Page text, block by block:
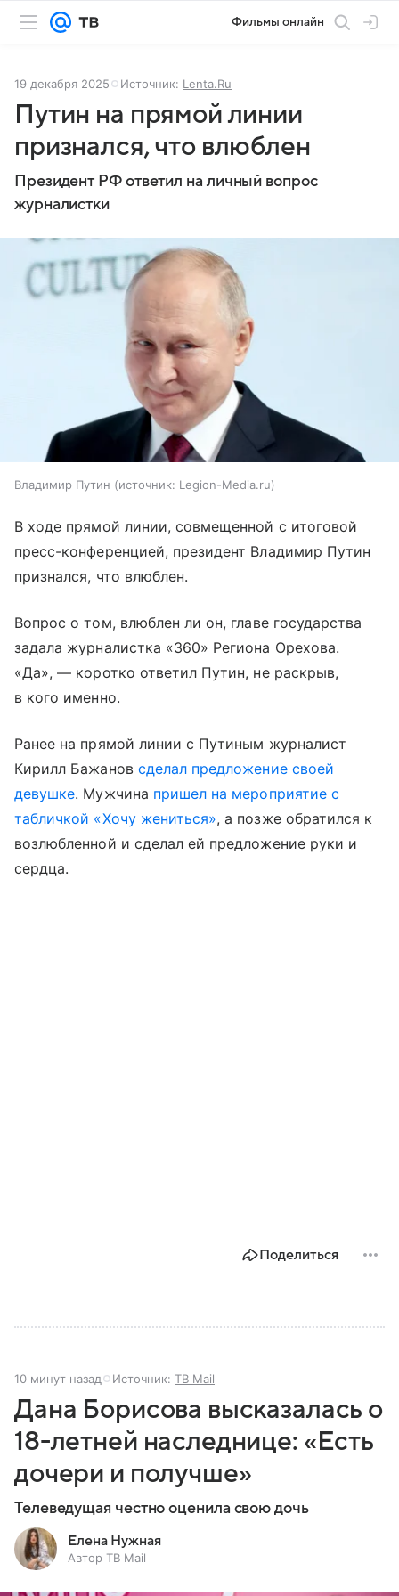
Фильмы онлайн
19 декабря 2025 Источник: Lenta.Ru
Путин на прямой линии
признался, что влюблен
Президент РФ ответил на личный вопрос
журналистки
Владимир Путин источник: Legion-Media.ru
В ходе прямой линии, совмещенной с итоговой
пресс-конференцией, президент Владимир Путин
признался, что влюблен.
Вопрос о том, влюблен ли он, главе государства
задала журналистка «360» Региона Орехова.
«Да», — коротко ответил Путин, не раскрыв,
в кого именно.
Ранее на прямой линии с Путиным журналист
Кирилл Бажанов сделал предложение своей
девушке. Мужчина пришел на мероприятие с
табличкой «Хочу жениться», а позже обратился к
возлюбленной и сделал ей предложение руки и
сердца.
Поделиться
10 минут назад Источник: ТВ Mail
Дана Борисова высказалась о
18-летней наследнице: «Есть
дочери и получше»
Телеведущая честно оценила свою дочь
Елена Нужная
Автор ТВ Mail